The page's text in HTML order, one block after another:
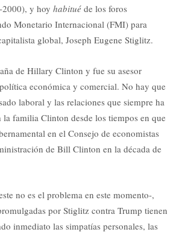
2000), y hoyhabitué de los foros
Monetario Internacional (FMI) para
global, Joseph Eugene Stiglitz.
de Hillary Clinton y fue su asesor
económica y comercial. No hay que
laboral y las relaciones que siempre ha
familia Clinton desde los tiempos en que
en el Consejo de economistas
de Bill Clinton en la década de
no es el problema en este momento-,
por Stiglitz contra Trump tienen
inmediato las simpatías personales, las